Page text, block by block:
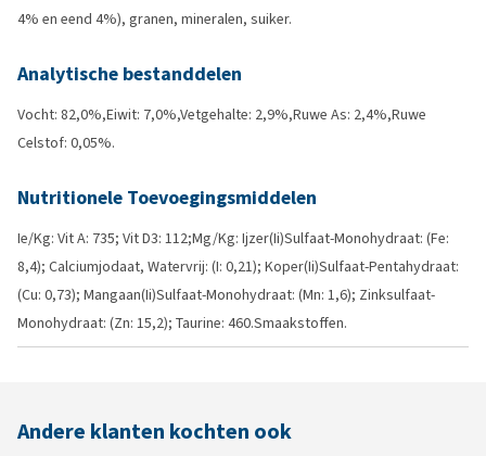
4% en eend 4%), granen, mineralen, suiker.
Analytische bestanddelen
Vocht: 82,0%,Eiwit: 7,0%,Vetgehalte: 2,9%,Ruwe As: 2,4%,Ruwe
Celstof: 0,05%.
Nutritionele Toevoegingsmiddelen
Ie/Kg: Vit A: 735; Vit D3: 112;Mg/Kg: Ijzer(Ii)Sulfaat-Monohydraat: (Fe:
8,4); Calciumjodaat, Watervrij: (I: 0,21); Koper(Ii)Sulfaat-Pentahydraat:
(Cu: 0,73); Mangaan(Ii)Sulfaat-Monohydraat: (Mn: 1,6); Zinksulfaat-
Monohydraat: (Zn: 15,2); Taurine: 460.Smaakstoffen.
Andere klanten kochten ook